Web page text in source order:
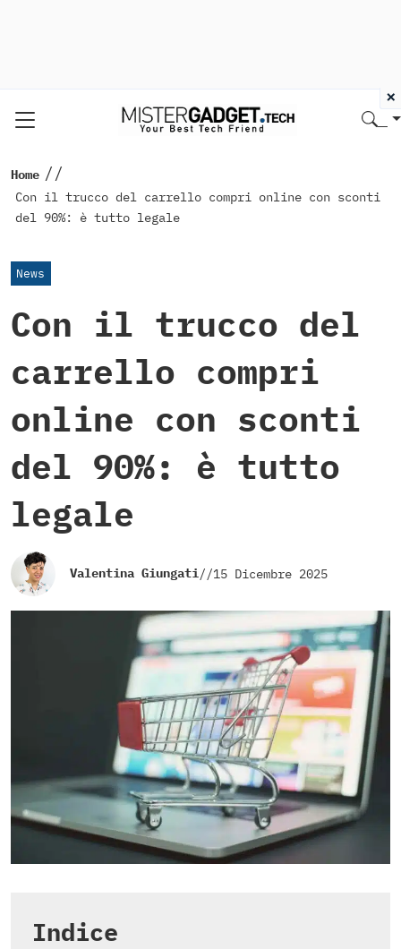
Home //
Con il trucco del carrello compri online con sconti
del 90%: è tutto legale
News
Con il trucco del
carrello compri
online con sconti
del 90%: è tutto
legale
Valentina Giungati//15 Dicembre 2025
Indice
×